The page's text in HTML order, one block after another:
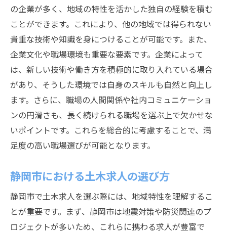
の企業が多く、地域の特性を活かした独自の経験を積む
ことができます。これにより、他の地域では得られない
貴重な技術や知識を身につけることが可能です。また、
企業文化や職場環境も重要な要素です。企業によって
は、新しい技術や働き方を積極的に取り入れている場合
があり、そうした環境では自身のスキルも自然と向上し
ます。さらに、職場の人間関係や社内コミュニケーショ
ンの円滑さも、長く続けられる職場を選ぶ上で欠かせな
いポイントです。これらを総合的に考慮することで、満
足度の高い職場選びが可能となります。
静岡市における土木求人の選び方
静岡市で土木求人を選ぶ際には、地域特性を理解するこ
とが重要です。まず、静岡市は地震対策や防災関連のプ
ロジェクトが多いため、これらに携わる求人が豊富で